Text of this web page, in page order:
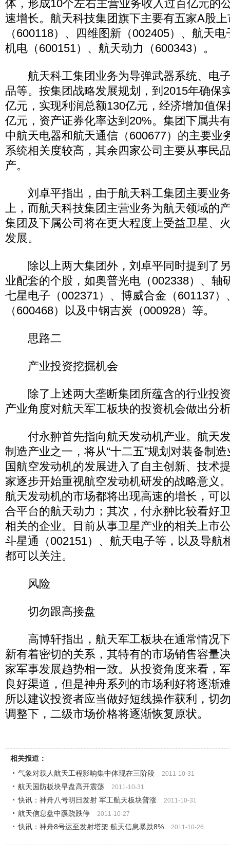
体，形成10个左右主营业务收入过百亿元的
速增长。航天科技集团旗下主要有五家A股
（600118）、四维图新（002405）、航天
机电（600151）、航天动力（600343）。
航天科工集团业务为导弹武器系统、电
品等。按集团战略发展规划，到2015年确保
亿元，实现利润总额130亿元，经济增加值
亿元，资产证券化率达到20%。集团下属共
中航天电器和航天通信（600677）的主要业
系统相关度较高，其余四家公司主要从事民
产。
刘卓平指出，由于航天科工集团主要业
上，而航天科技集团主营业务为航天领域的
集团及下属公司将在更大程度上受益卫星、
发展。
除以上两大集团外，刘卓平同时提到了
业配套的个股，如奥普光电（002338）、轴
七星电子（002371）、博威合金（601137）
（600468）以及中钢吉炭（000928）等。
思路二
产业投资挖掘机会
除了上述两大垄断集团所蕴含的行业投
产业角度对航天军工板块的投资机会做出分
付永翀首先指向航天发动机产业。航天
制造产业之一，将从“十二五”规划对装备制
国航空发动机的发展进入了自主创新、技术
家逐步开始重视航空发动机研发的战略意义
航天发动机的市场都将出现高速的增长，可
合平台的航天动力；其次，付永翀比较看好
相关的企业。目前从事卫星产业的相关上市
斗星通（002151）、航天电子等，以及导航
都可以关注。
风险
切勿跟高接盘
高博轩指出，航天军工板块在通常情况
新有着密切的关系，其特有的市场销售容量
家军事发展趋势相一致。从投资角度来看，
良好渠道，但是神舟系列的市场利好将逐渐
所以建议投资者应当做好短线操作获利，切
调整下，二级市场价格将逐渐恢复原状。
相关报道：
气象对载人航天工程影响集中体现在三阶段
2011-10-31
航天国防板块早盘高开震荡 2011-10-31
快讯：神舟八号明日发射 军工航天板块普涨 2011-10-31
航天信息盘中蹊跷跌停 2011-10-27
快讯：神舟8号运至发射塔架 航天信息暴跌8% 2011-10-26